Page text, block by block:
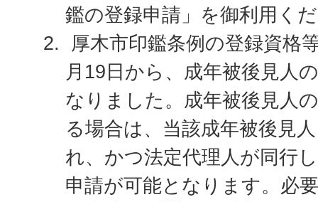
鑑の登録申請」を御利用く
厚木市印鑑条例の登録資格
月19日から、成年被後見人
なりました。成年被後見人
る場合は、当該成年被後見
れ、かつ法定代理人が同行
申請が可能となります。必